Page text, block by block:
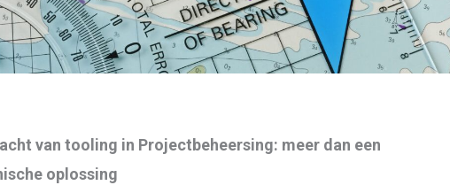
van tooling in Projectbeheersing: meer dan een
oplossing